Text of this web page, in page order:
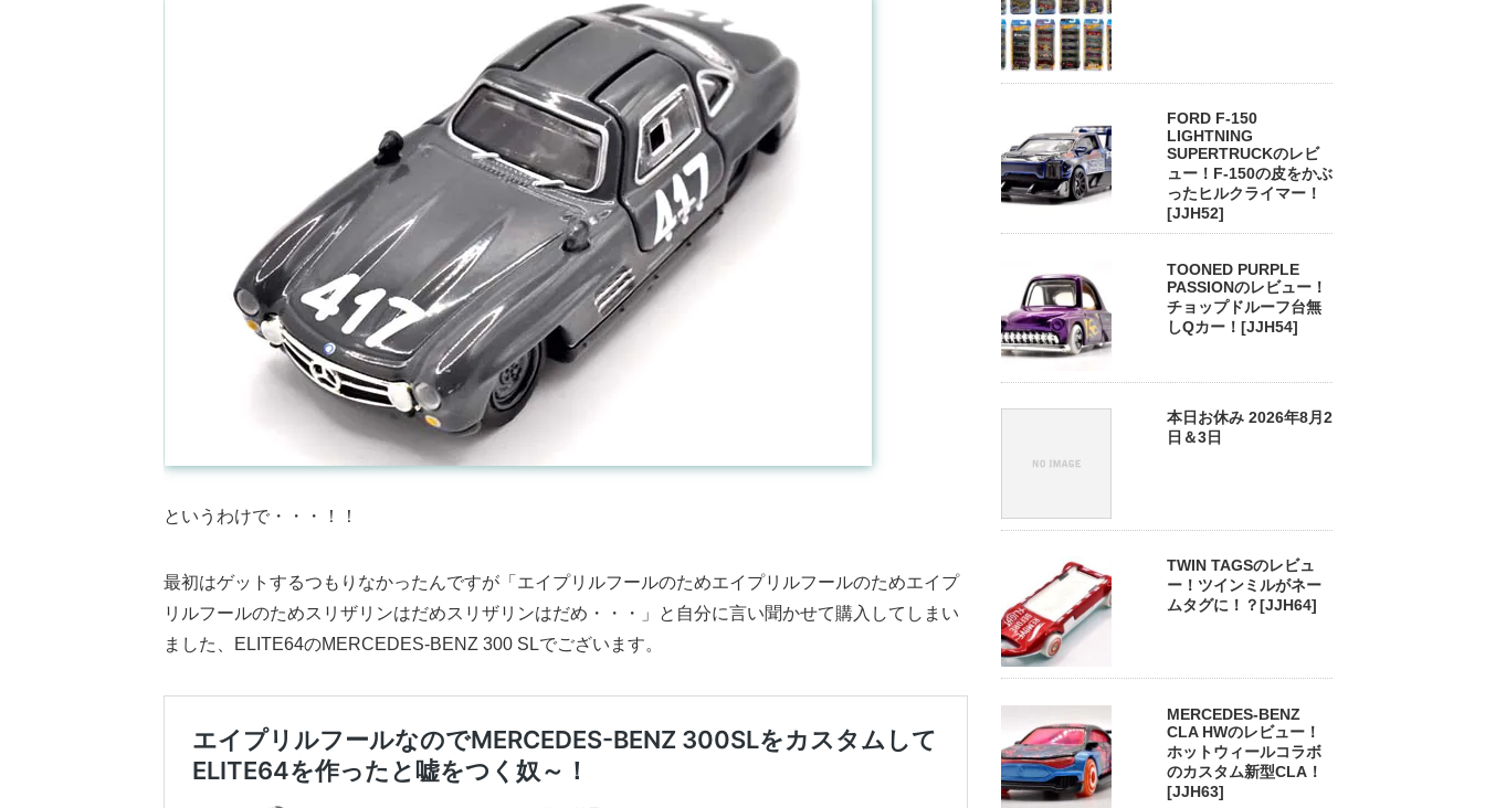
というわけで・・・！！
最初はゲットするつもりなかったんですが「エイプリルフールのためエイプリルフールのためエイプ
リルフールのためスリザリンはだめスリザリンはだめ・・・」と自分に言い聞かせて購入してしまい
ました、ELITE64のMERCEDES-BENZ 300 SLでございます。
FORD F-150
LIGHTNING
SUPERTRUCKのレビ
ュー！F-150の皮をかぶ
ったヒルクライマー！
[JJH52]
TOONED PURPLE
PASSIONのレビュー！
チョップドルーフ台無
しQカー！[JJH54]
本日お休み 2026年8月2
日＆3日
TWIN TAGSのレビュ
ー！ツインミルがネー
ムタグに！？[JJH64]
MERCEDES-BENZ
CLA HWのレビュー！
ホットウィールコラボ
のカスタム新型CLA！
[JJH63]